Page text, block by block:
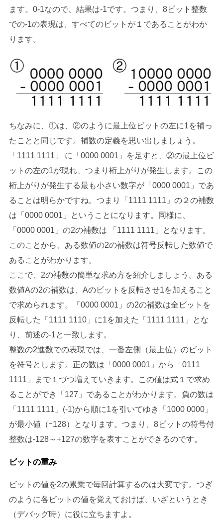
ます。0-1なので、結果は-1です。つまり、8ビット整数
での‐1の表現は、すべてのビットが１であることがわか
ります。
ちなみに、①は、②のように最上位ビットの左に1を補っ
たことと同じです。補数の定義を思い出しましょう。
「1111 1111」 に「0000 0001」を足すと、②の最上位ビ
ットの左の1が現れ、つまり桁上がりが発生します。この
桁上がりが発生する最も小さい数字が「0000 0001」であ
ることは明らかですね。つまり「1111 1111」の２の補数
は「0000 0001」ということになります。同様に、
「0000 0001」の2の補数は 「1111 1111」となります。
このことから、ある数値の2の補数は符号反転した数値で
あることがわかります。
ここで、2の補数の簡単な求め方を紹介しましょう。ある
数値Aの2の補数は、Aのビットを反転させ1を加えること
で求められます。「0000 0001」の2の補数は全ビットを
反転した「1111 1110」に1を加えた「1111 1111」とな
り、前述の‐1と一致します。
整数の2進数での表現では、一番左側（最上位）のビット
を符号とします。正の数は「0000 0001」から「0111
1111」まで１づつ増えていきます。この値は式１で求め
ることができ「127」であることがわかります。負の数は
「1111 1111」(-1)から順に1を引いてゆき「1000 0000」
が最小値（ｰ128）となります。つまり、8ビットの符号付
整数は-128～+127の数字を表すことができるのです。
ビットの重み
ビットの値を2の累乗で毎回計算するのは大変です。つぎ
のように各ビットの値を覚えておけば、いざというとき
（デバッグ時）に役に立ちますよ。